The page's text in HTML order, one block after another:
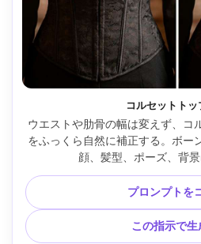
コルセットトッ
ウエストや肋骨の幅は変えず、コ
をふっくら自然に補正する。ボー
顔、髪型、ポーズ、背
プロンプトを
この指示で